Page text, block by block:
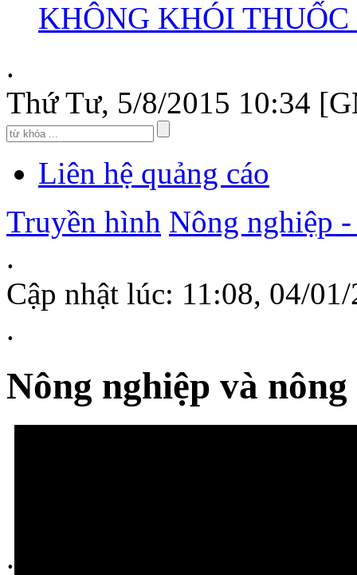
KHÔNG KHÓI THUỐC
.
Thứ Tư, 5/8/2015 10:34
Liên hệ quảng cáo
Truyền hình Nông nghiệp
.
Cập nhật lúc: 11:08, 04/
.
Nông nghiệp và
.